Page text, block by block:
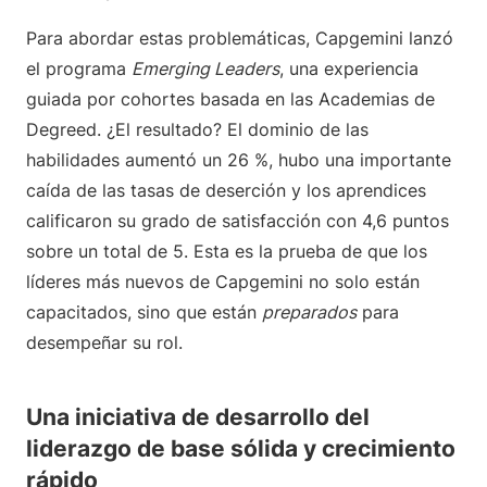
Para abordar estas problemáticas, Capgemini lanzó
el programa Emerging Leaders, una experiencia
guiada por cohortes basada en las Academias de
Degreed. ¿El resultado? El dominio de las
habilidades aumentó un 26 %, hubo una importante
caída de las tasas de deserción y los aprendices
calificaron su grado de satisfacción con 4,6 puntos
sobre un total de 5. Esta es la prueba de que los
líderes más nuevos de Capgemini no solo están
capacitados, sino que están preparadospara
desempeñar su rol.
Una iniciativa de desarrollo del
liderazgo de base sólida y crecimiento
rápido